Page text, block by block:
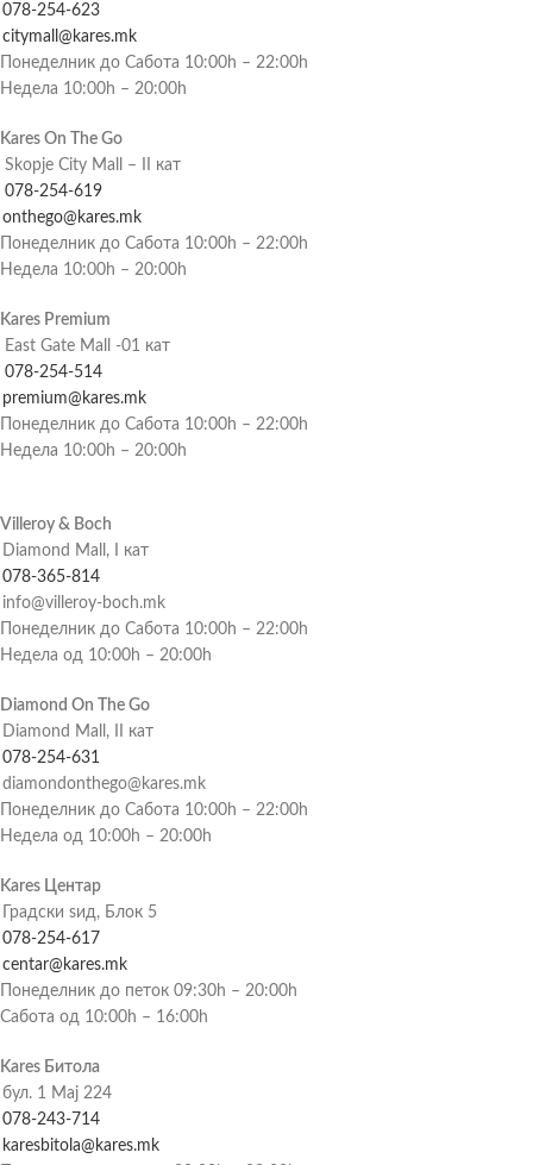
078-254-623
citymall@kares.mk
Понеделник до Сабота 10:00h – 22:00h
Недела 10:00h – 20:00h
Kares On The Go
Skopje City Mall – II кат
078-254-619
onthego@kares.mk
Понеделник до Сабота 10:00h – 22:00h
Недела 10:00h – 20:00h
Kares Premium
East Gate Mall -01 кат
078-254-514
premium@kares.mk
Понеделник до Сабота 10:00h – 22:00h
Недела 10:00h – 20:00h
Villeroy & Boch
Diamond Mall, I кат
078-365-814
info@villeroy-boch.mk
Понеделник до Сабота 10:00h – 22:00h
Недела од 10:00h – 20:00h
Diamond On The Go
Diamond Mall, II кат
078-254-631
diamondonthego@kares.mk
Понеделник до Сабота 10:00h – 22:00h
Недела од 10:00h – 20:00h
Kares Центар
Градски ѕид, Блок 5
078-254-617
centar@kares.mk
Понеделник до петок 09:30h – 20:00h
Сабота од 10:00h – 16:00h
Kares Битола
бул. 1 Мај 224
078-243-714
karesbitola@kares.mk